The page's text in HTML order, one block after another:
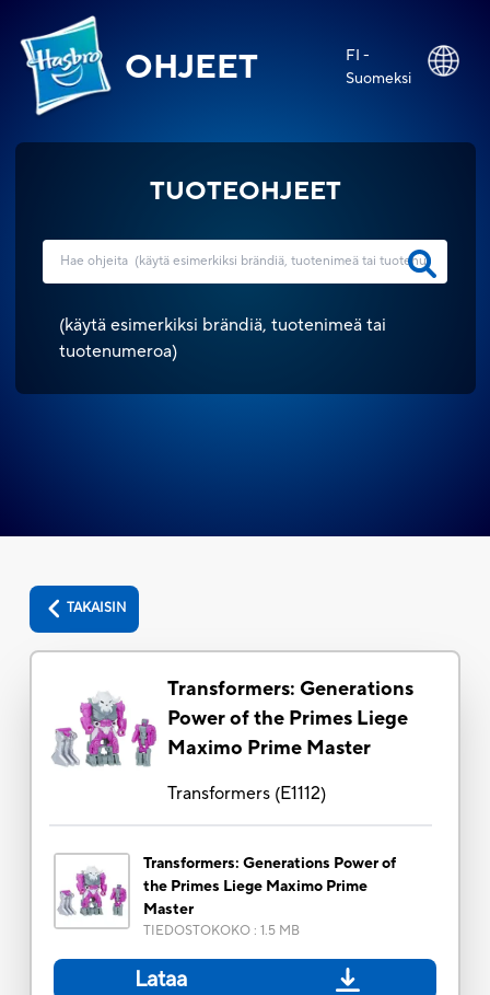
OHJEET
FI -
Suomeksi
TUOTEOHJEET
(käytä esimerkiksi brändiä, tuotenimeä tai
tuotenumeroa)
TAKAISIN
Transformers: Generations
Power of the Primes Liege
Maximo Prime Master
Transformers(E1112)
Transformers: Generations Power of
the Primes Liege Maximo Prime
Master
TIEDOSTOKOKO: 1.5 MB
Lataa